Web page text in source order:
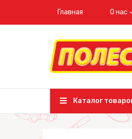
Главная О нас
Каталог